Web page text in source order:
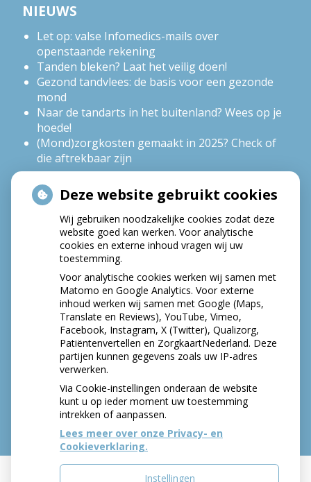
NIEUWS
Let op: valse Infomedics-mails over
openstaande rekening
Tanden bleken? Laat het veilig doen!
Gezond tandvlees: de basis voor een gezonde
mond
Naar de tandarts in het buitenland? Wees op je
hoede!
(Mond)zorgkosten gemaakt in 2025? Check of
die aftrekbaar zijn
HOE GEZOND IS JE MOND?
Deze website gebruikt cookies
Wij gebruiken noodzakelijke cookies zodat deze
website goed kan werken. Voor analytische
cookies en externe inhoud vragen wij uw
toestemming.
Voor analytische cookies werken wij samen met
Matomo en Google Analytics. Voor externe
inhoud werken wij samen met Google (Maps,
Translate en Reviews), YouTube, Vimeo,
Facebook, Instagram, X (Twitter), Qualizorg,
Patiëntenvertellen en ZorgkaartNederland. Deze
partijen kunnen gegevens zoals uw IP-adres
verwerken.
Via Cookie-instellingen onderaan de website
kunt u op ieder moment uw toestemming
intrekken of aanpassen.
Lees meer over onze Privacy- en
Cookieverklaring.
Instellingen